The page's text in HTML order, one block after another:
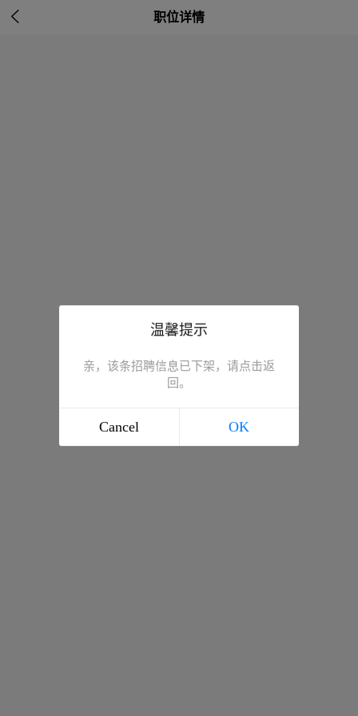
 职位详情
温馨提示
亲，该条招聘信息已下架，请点击返
回。
Cancel OK